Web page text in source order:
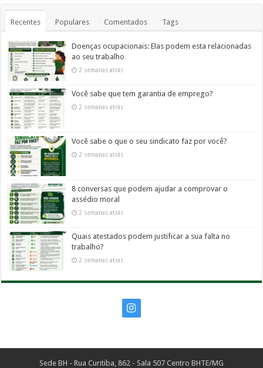
Recentes Populares Comentados Tags
Doenças ocupacionais: Elas podem esta relacionadas
ao seu trabalho
2 semanas atrás
Você sabe que tem garantia de emprego?
2 semanas atrás
Você sabe o que o seu sindicato faz por você?
2 semanas atrás
8 conversas que podem ajudar a comprovar o
assédio moral
2 semanas atrás
Quais atestados podem justificar a sua falta no
trabalho?
2 semanas atrás
Sede BH - Rua Curitiba, 862 - Sala 507 Centro BHTE/MG